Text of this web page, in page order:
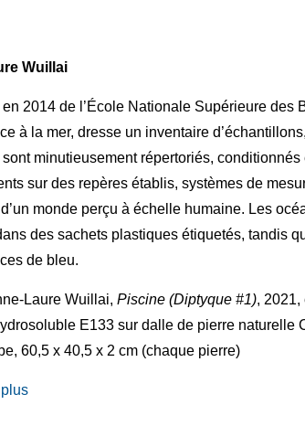
Wuillai
2014 de l’École Nationale Supérieure des
à la mer, dresse un inventaire
minutieusement répertoriés,
sur des repères établis, systèmes de
monde perçu à échelle humaine. Les
des sachets plastiques étiquetés, tandis
de bleu.
Laure Wuillai, Piscine (Diptyque #1), 2021,
E133 sur dalle de pierre naturelle
60,5 x 40,5 x 2 cm (chaque pierre)
Adresse